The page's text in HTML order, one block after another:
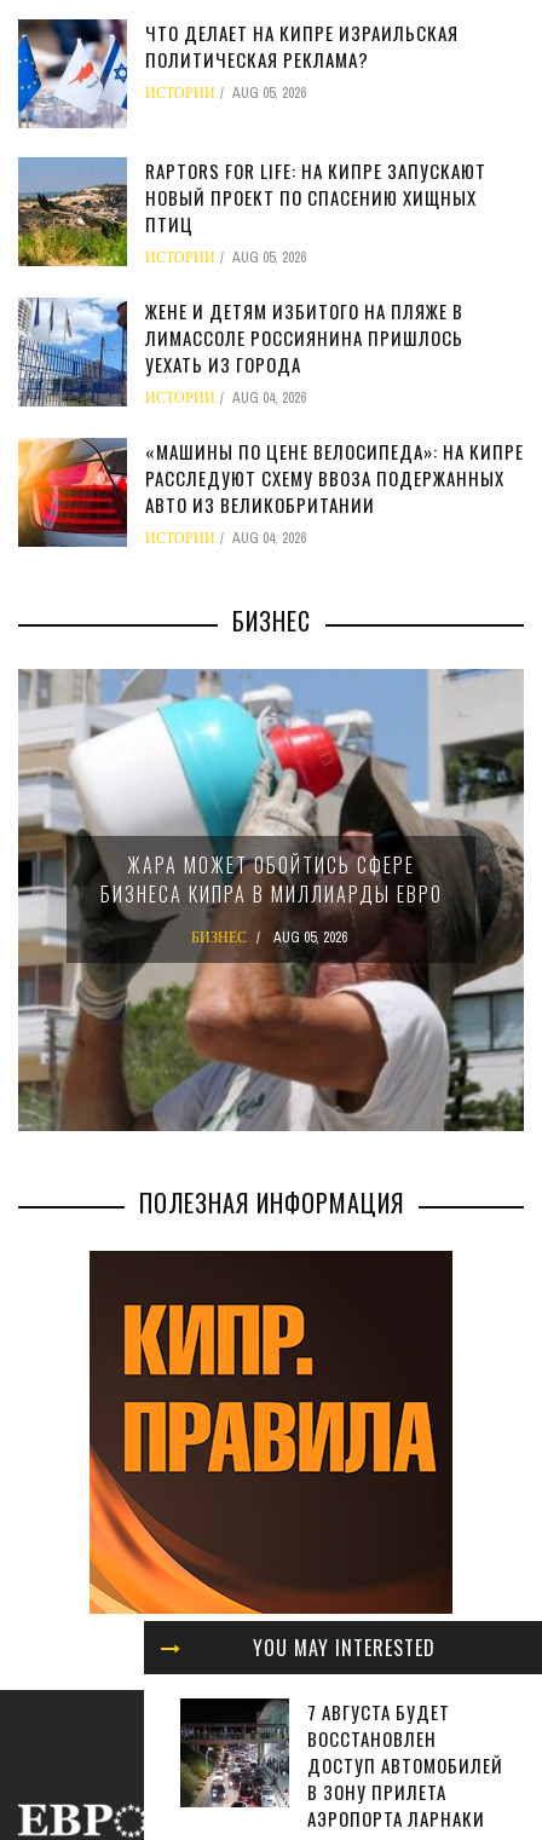
YOU MAY INTERESTED
7 АВГУСТА БУДЕТ
ВОССТАНОВЛЕН
ДОСТУП АВТОМОБИЛЕЙ
В ЗОНУ ПРИЛЕТА
АЭРОПОРТА ЛАРНАКИ
ЧТО ДЕЛАЕТ НА КИПРЕ ИЗРАИЛЬСКАЯ
ПОЛИТИЧЕСКАЯ РЕКЛАМА?
ИСТОРИИ AUG 05, 2026
RAPTORS FOR LIFE: НА КИПРЕ ЗАПУСКАЮТ
НОВЫЙ ПРОЕКТ ПО СПАСЕНИЮ ХИЩНЫХ
ПТИЦ
ИСТОРИИ AUG 05, 2026
ЖЕНЕ И ДЕТЯМ ИЗБИТОГО НА ПЛЯЖЕ В
ЛИМАССОЛЕ РОССИЯНИНА ПРИШЛОСЬ
УЕХАТЬ ИЗ ГОРОДА
ИСТОРИИ AUG 04, 2026
«МАШИНЫ ПО ЦЕНЕ ВЕЛОСИПЕДА»: НА КИПРЕ
РАССЛЕДУЮТ СХЕМУ ВВОЗА ПОДЕРЖАННЫХ
АВТО ИЗ ВЕЛИКОБРИТАНИИ
ИСТОРИИ AUG 04, 2026
БИЗНЕС
ЖАРА МОЖЕТ ОБОЙТИСЬ СФЕРЕ
БИЗНЕСА КИПРА В МИЛЛИАРДЫ ЕВРО
БИЗНЕС AUG 05, 2026
ПОЛЕЗНАЯ ИНФОРМАЦИЯ